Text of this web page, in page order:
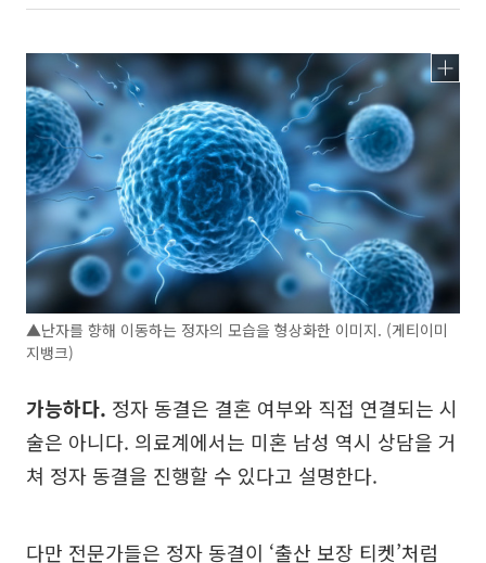
▲난자를 향해 이동하는 정자의 모습을 형상화한 이미지. (게티이미
지뱅크)
가능하다. 정자 동결은 결혼 여부와 직접 연결되는 시
술은 아니다. 의료계에서는 미혼 남성 역시 상담을 거
쳐 정자 동결을 진행할 수 있다고 설명한다.
다만 전문가들은 정자 동결이 ‘출산 보장 티켓’처럼